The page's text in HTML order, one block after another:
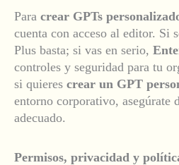
Para crear GPTs
cuenta con acceso al editor. Si
Plus basta; si vas en serio,
controles y seguridad para tu
si quieres crear un GPT
entorno corporativo, asegúrate
adecuado.
Permisos, privacidad y